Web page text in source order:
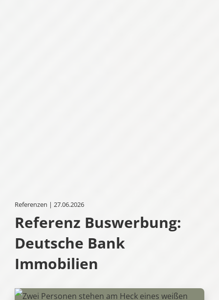
Referenzen | 27.06.2026
Referenz Buswerbung:
Deutsche Bank
Immobilien